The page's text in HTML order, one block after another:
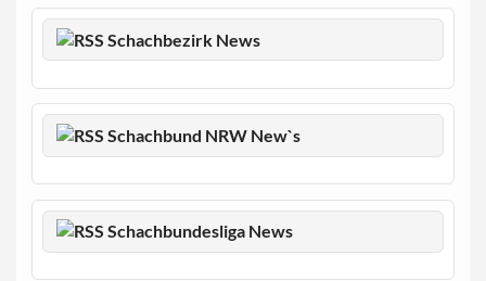
Schachbezirk News
Schachbund NRW New`s
Schachbundesliga News